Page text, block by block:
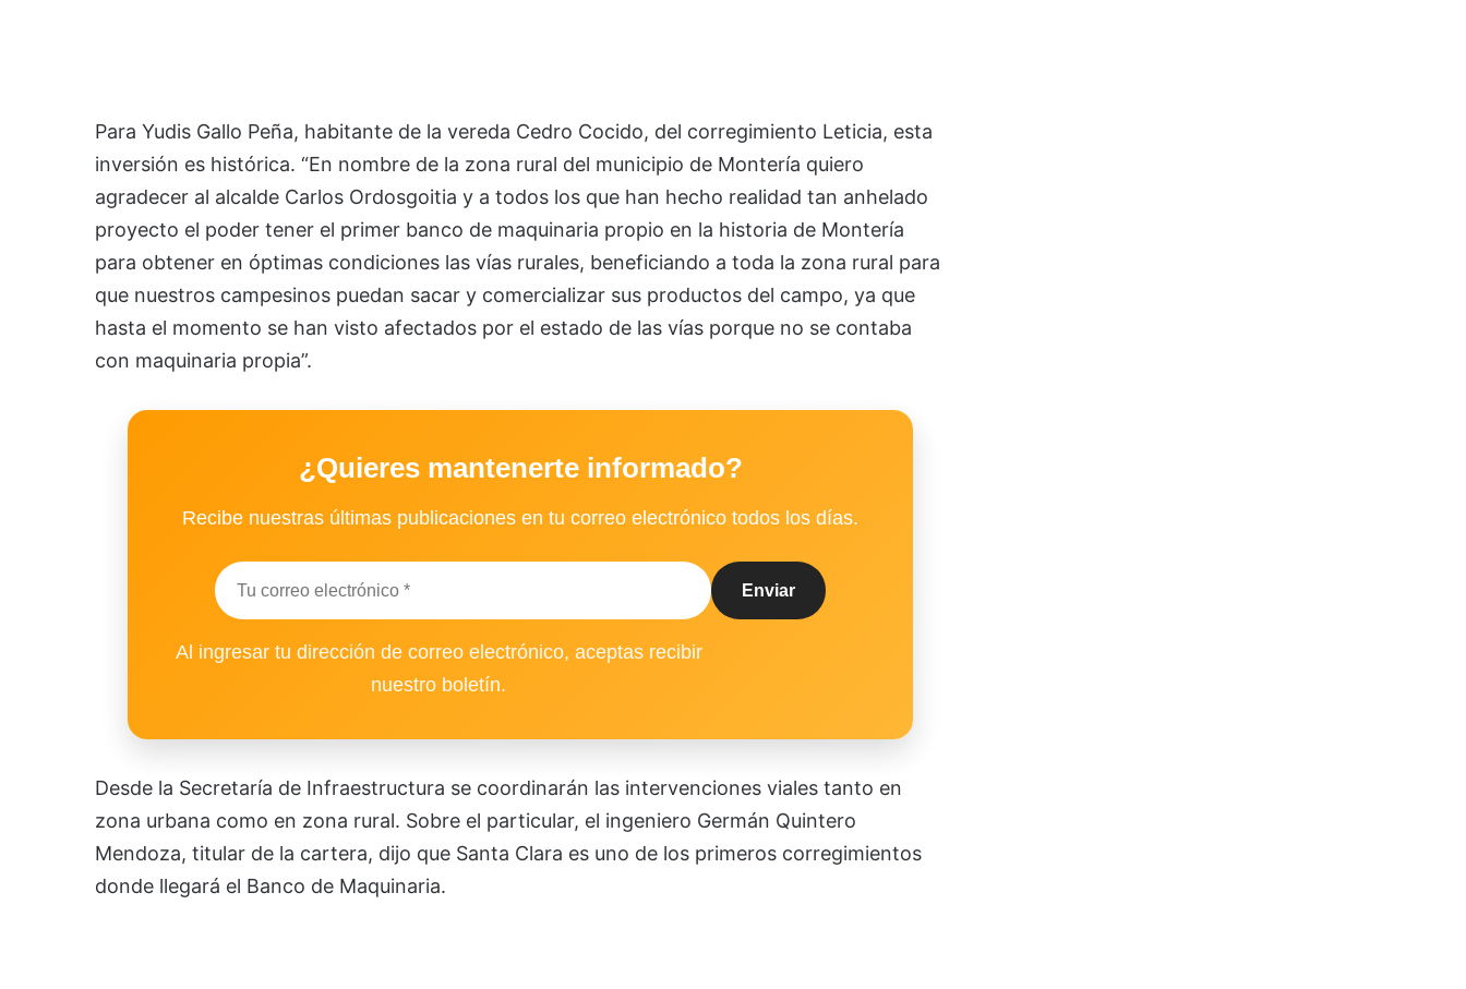
Para Yudis Gallo Peña, habitante de la vereda Cedro Cocido, del corregimiento Leticia, esta
inversión es histórica. “En nombre de la zona rural del municipio de Montería quiero
agradecer al alcalde Carlos Ordosgoitia y a todos los que han hecho realidad tan anhelado
proyecto el poder tener el primer banco de maquinaria propio en la historia de Montería
para obtener en óptimas condiciones las vías rurales, beneficiando a toda la zona rural para
que nuestros campesinos puedan sacar y comercializar sus productos del campo, ya que
hasta el momento se han visto afectados por el estado de las vías porque no se contaba
con maquinaria propia”.
¿Quieres mantenerte informado?
Recibe nuestras últimas publicaciones en tu correo electrónico todos los días.
Al ingresar tu dirección de correo electrónico, aceptas recibir
nuestro boletín.
Desde la Secretaría de Infraestructura se coordinarán las intervenciones viales tanto en
zona urbana como en zona rural. Sobre el particular, el ingeniero Germán Quintero
Mendoza, titular de la cartera, dijo que Santa Clara es uno de los primeros corregimientos
donde llegará el Banco de Maquinaria.